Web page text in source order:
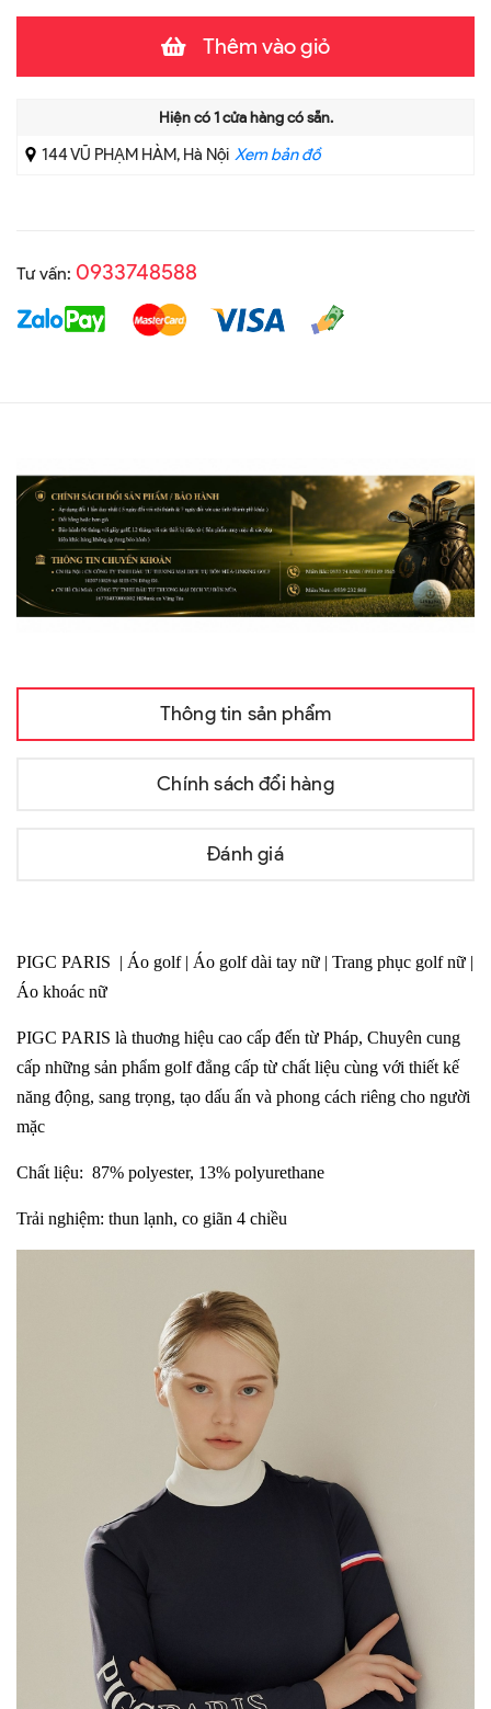
Thêm vào giỏ
Hiện có1cửa hàng có sẵn.
144 VŨ PHẠM HÀM, Hà Nội Xem bản đồ
Tư vấn: 0933748588
Thông tin sản phẩm
Chính sách đổi hàng
Đánh giá
PIGC PARIS | Áo golf | Áo golf dài tay nữ | Trang phục golf nữ |
Áo khoác nữ
PIGC PARIS là thuơng hiệu cao cấp đến từ Pháp, Chuyên cung
cấp những sản phẩm golf đẳng cấp từ chất liệu cùng với thiết kế
năng động, sang trọng, tạo dấu ấn và phong cách riêng cho người
mặc
Chất liệu: 87% polyester, 13% polyurethane
Trải nghiệm: thun lạnh, co giãn 4 chiều